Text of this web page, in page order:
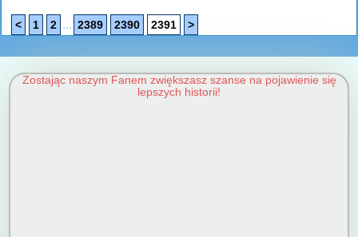
< 1 2 ... 2389 2390 2391 >
Zostając naszym Fanem zwiększasz szanse na pojawienie się
lepszych historii!